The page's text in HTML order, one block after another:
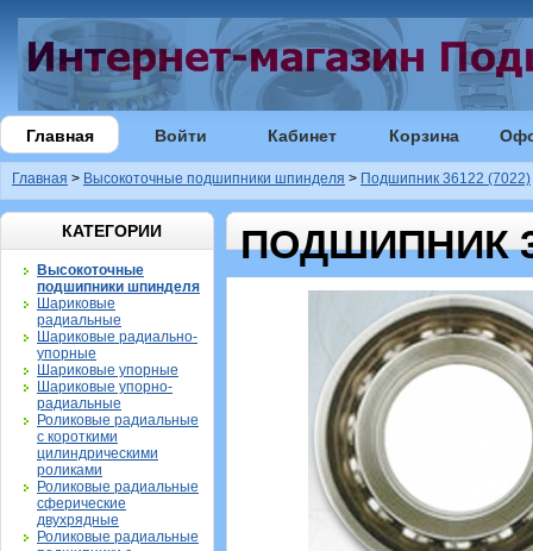
Главная Войти Кабинет Корзина
Главная > Высокоточные подшипники шпинделя > Подшипник 36122 (7022)
КАТЕГОРИИ
Высокоточные
подшипники шпинделя
Шариковые
радиальные
Шариковые радиально-
упорные
Шариковые упорные
Шариковые упорно-
радиальные
Роликовые радиальные
с короткими
цилиндрическими
роликами
Роликовые радиальные
сферические
двухрядные
Роликовые радиальные
ПОДШИПНИК